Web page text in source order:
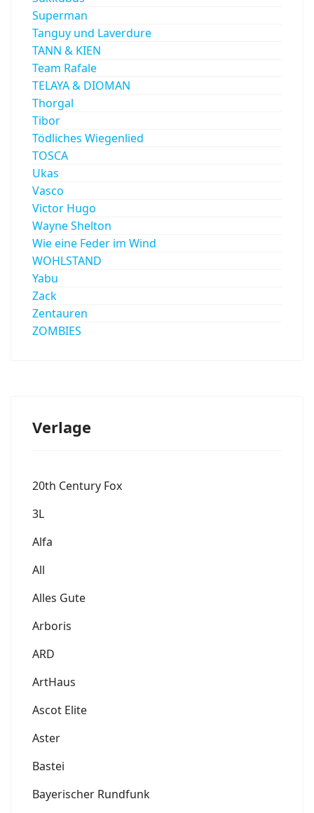
Superman
Tanguy und Laverdure
TANN & KIEN
Team Rafale
TELAYA & DIOMAN
Thorgal
Tibor
Tödliches Wiegenlied
TOSCA
Ukas
Vasco
Victor Hugo
Wayne Shelton
Wie eine Feder im Wind
WOHLSTAND
Yabu
Zack
Zentauren
ZOMBIES
Verlage
20th Century Fox
3L
Alfa
All
Alles Gute
Arboris
ARD
ArtHaus
Ascot Elite
Aster
Bastei
Bayerischer Rundfunk